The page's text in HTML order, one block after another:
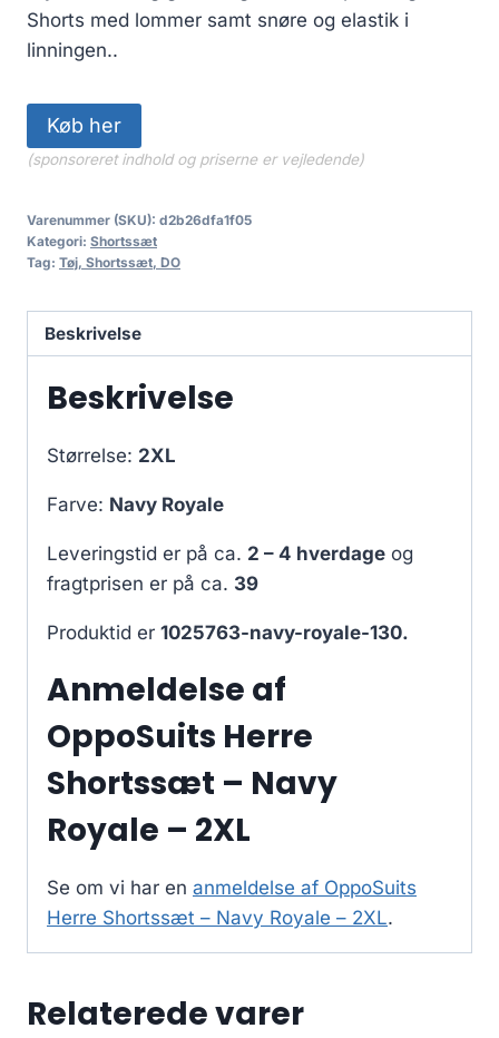
400.00 kr..250.00 kr..
Shorts med lommer samt snøre og elastik i
linningen..
Køb her
(sponsoreret indhold og priserne er vejledende)
Varenummer (SKU): d2b26dfa1f05
Kategori: Shortssæt
Tag: Tøj, Shortssæt, DO
Beskrivelse
Beskrivelse
Størrelse: 2XL
Farve: Navy Royale
Leveringstid er på ca. 2 – 4 hverdage og
fragtprisen er på ca. 39
Produktid er 1025763-navy-royale-130.
Anmeldelse af
OppoSuits Herre
Shortssæt – Navy
Royale – 2XL
Se om vi har en anmeldelse af OppoSuits
Herre Shortssæt – Navy Royale – 2XL.
Relaterede varer